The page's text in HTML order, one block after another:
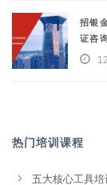
招银
证咨
热门培训课程
五大核心工具培